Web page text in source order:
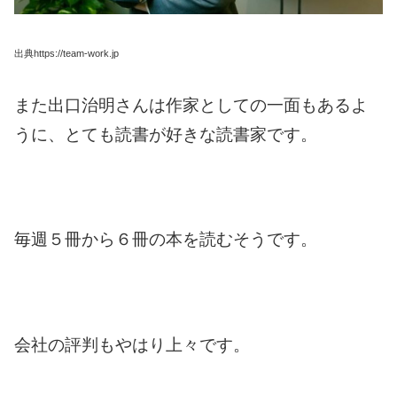
出典https://team-work.jp
また出口治明さんは作家としての一面もあるよ
うに、とても読書が好きな読書家です。
毎週５冊から６冊の本を読むそうです。
会社の評判もやはり上々です。